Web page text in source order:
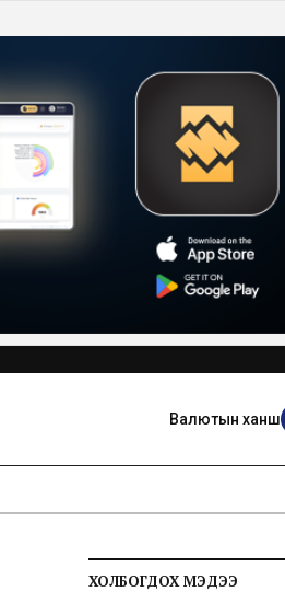
Валютын ханш
ХОЛБОГДОХ МЭДЭЭ